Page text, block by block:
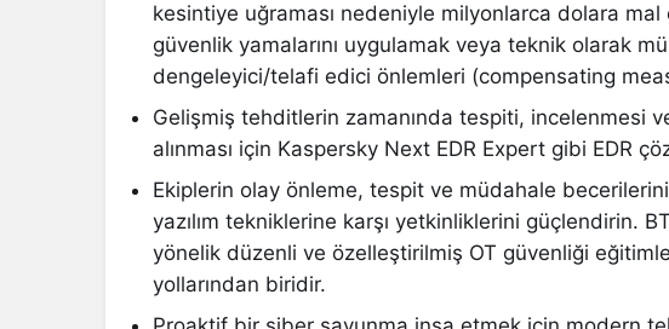
kesintiye uğraması nedeniyle milyonlarca dolara
güvenlik yamalarını uygulamak veya teknik olarak
dengeleyici/telafi edici önlemleri (compensating
Gelişmiş tehditlerin zamanında tespiti, incelenmesi
alınması için Kaspersky Next EDR Expert gibi EDR
Ekiplerin olay önleme, tespit ve müdahale
yazılım tekniklerine karşı yetkinliklerini güçlendirin.
yönelik düzenli ve özelleştirilmiş OT güvenliği
yollarından biridir.